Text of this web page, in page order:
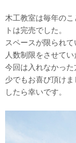
木工教室は毎年の
トは完売でした。
スペースが限られ
人数制限をさせてい
今回は入れなかった
少でもお喜び頂け
したら幸いです。